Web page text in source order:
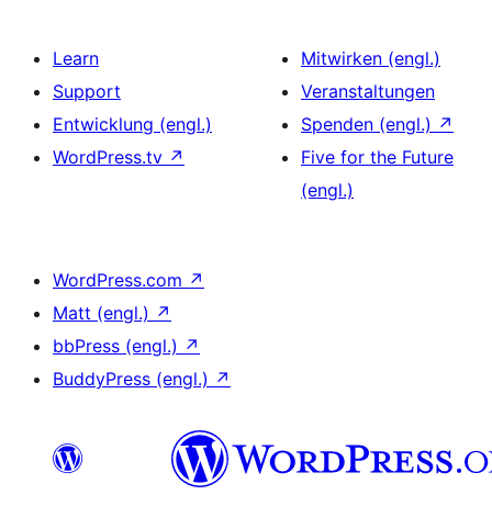
Learn
Support
Entwicklung (engl.)
WordPress.tv ↗
Mitwirken (engl.)
Veranstaltungen
Spenden (engl.) ↗
Five for the Future
(engl.)
WordPress.com ↗
Matt (engl.) ↗
bbPress (engl.) ↗
BuddyPress (engl.) ↗